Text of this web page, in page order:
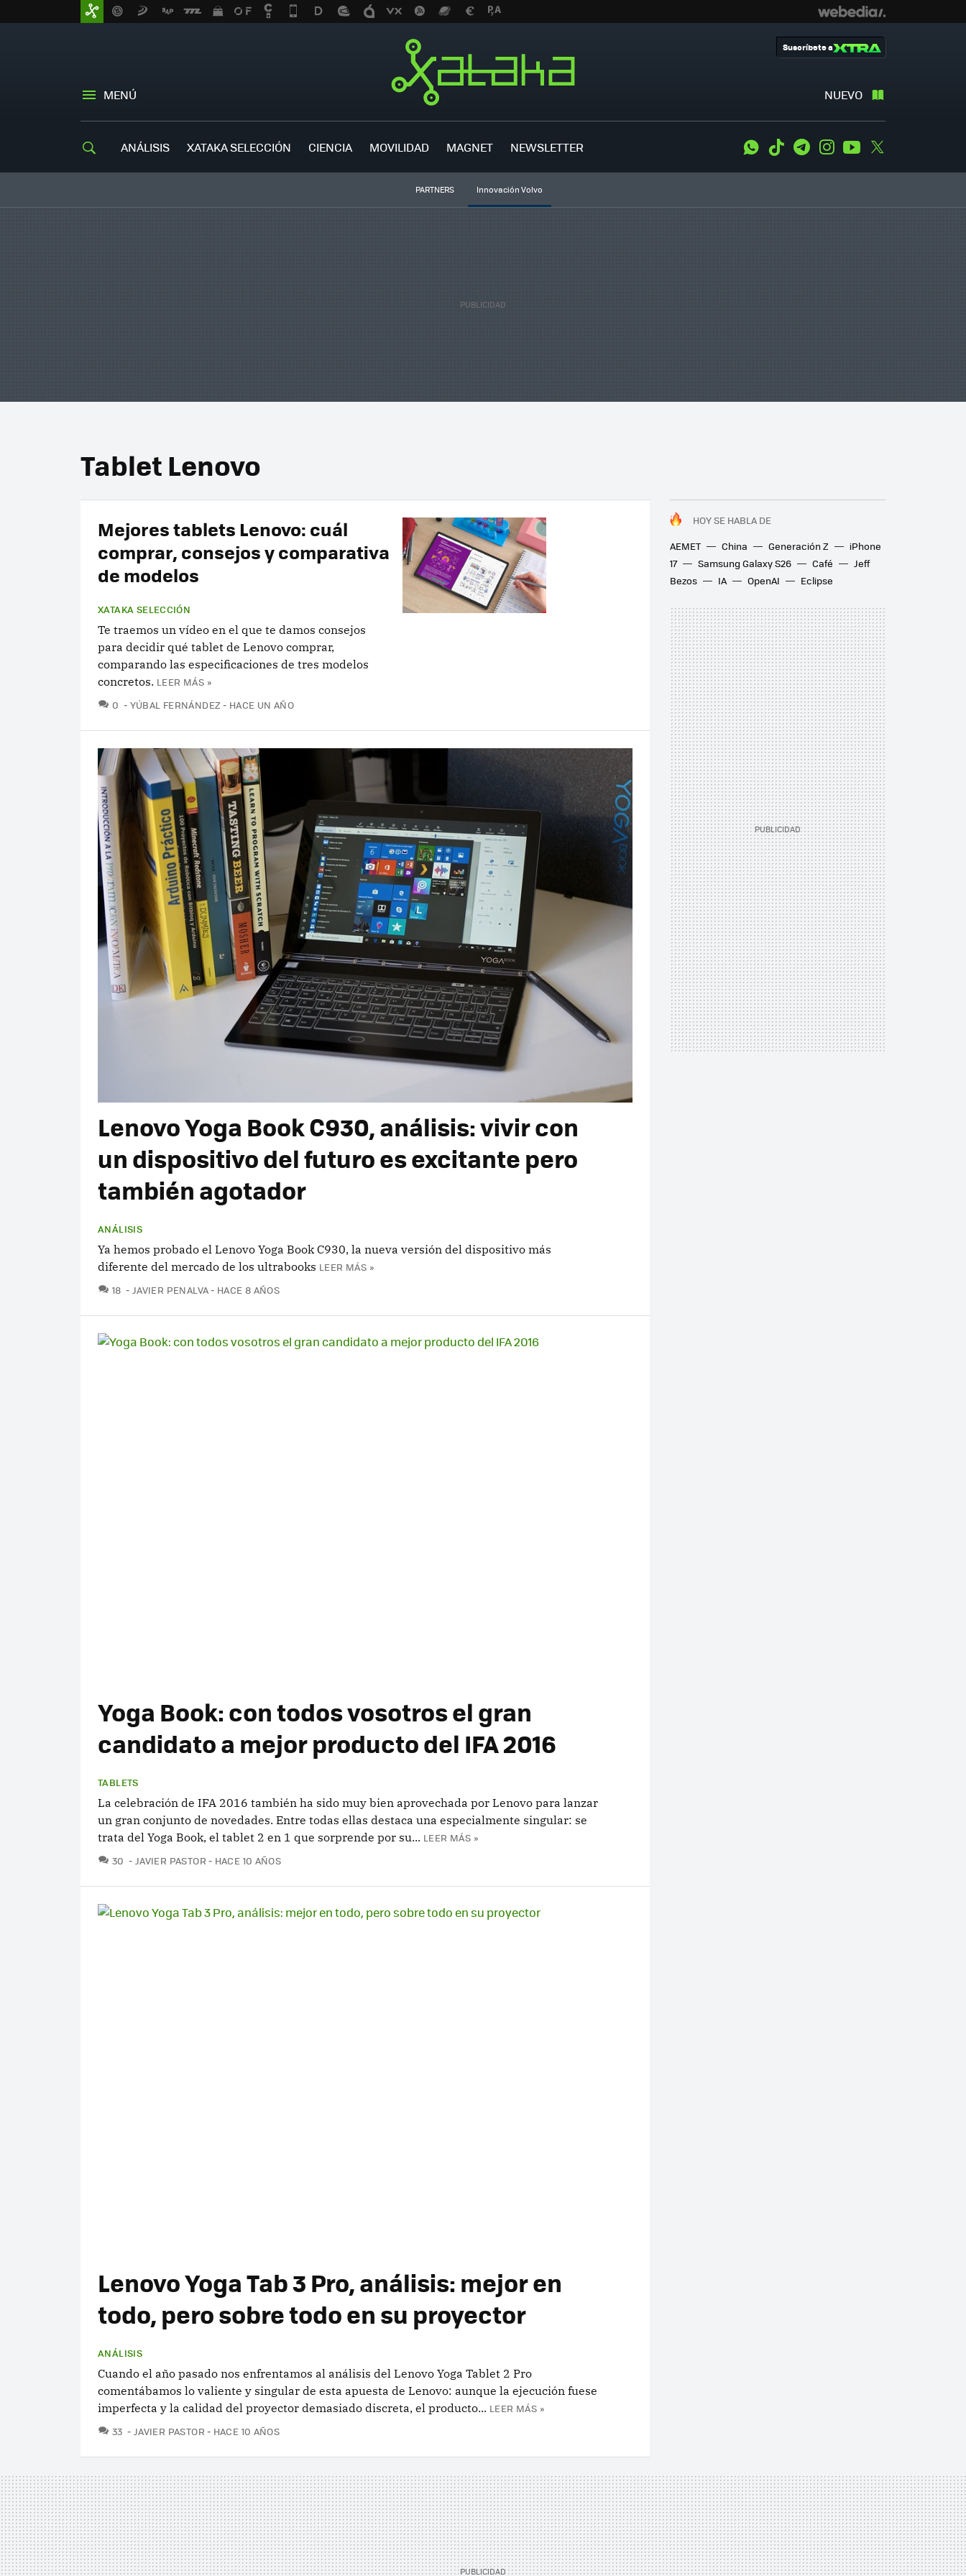
MENÚ NUEVO
Suscríbete a
ANÁLISIS XATAKA SELECCIÓN CIENCIA MOVILIDAD MAGNET NEWSLETTER WhatsApp
Tiktok TelegramInstagramYoutube
PARTNERS Innovación Volvo
Tablet Lenovo
HOY SE HABLA DE
AEMET
China Generación Z
iPhone
17
Samsung Galaxy S26 Café
Jeff
Bezos
IA OpenAI Eclipse
Mejores tablets Lenovo: cuál
comprar, consejos y comparativa
de modelos
XATAKA SELECCIÓN
Te traemos un vídeo en el que te damos consejos
para decidir qué tablet de Lenovo comprar,
comparando las especificaciones de tres modelos
concretos. LEER MÁS »
0 COMENTARIOS
YÚBAL FERNÁNDEZ HACE UN AÑO
Lenovo Yoga Book C930, análisis: vivir con
un dispositivo del futuro es excitante pero
también agotador
ANÁLISIS
Ya hemos probado el Lenovo Yoga Book C930, la nueva versión del dispositivo más
diferente del mercado de los ultrabooks LEER MÁS »
18 COMENTARIOS
JAVIER PENALVA HACE 8 AÑOS
Yoga Book: con todos vosotros el gran
candidato a mejor producto del IFA 2016
TABLETS
La celebración de IFA 2016 también ha sido muy bien aprovechada por Lenovo para lanzar
un gran conjunto de novedades. Entre todas ellas destaca una especialmente singular: se
trata del Yoga Book, el tablet 2 en 1 que sorprende por su... LEER MÁS »
30 COMENTARIOS
JAVIER PASTOR HACE 10 AÑOS
Lenovo Yoga Tab 3 Pro, análisis: mejor en
todo, pero sobre todo en su proyector
ANÁLISIS
Cuando el año pasado nos enfrentamos al análisis del Lenovo Yoga Tablet 2 Pro
comentábamos lo valiente y singular de esta apuesta de Lenovo: aunque la ejecución fuese
imperfecta y la calidad del proyector demasiado discreta, el producto... LEER MÁS »
33 COMENTARIOS
JAVIER PASTOR HACE 10 AÑOS